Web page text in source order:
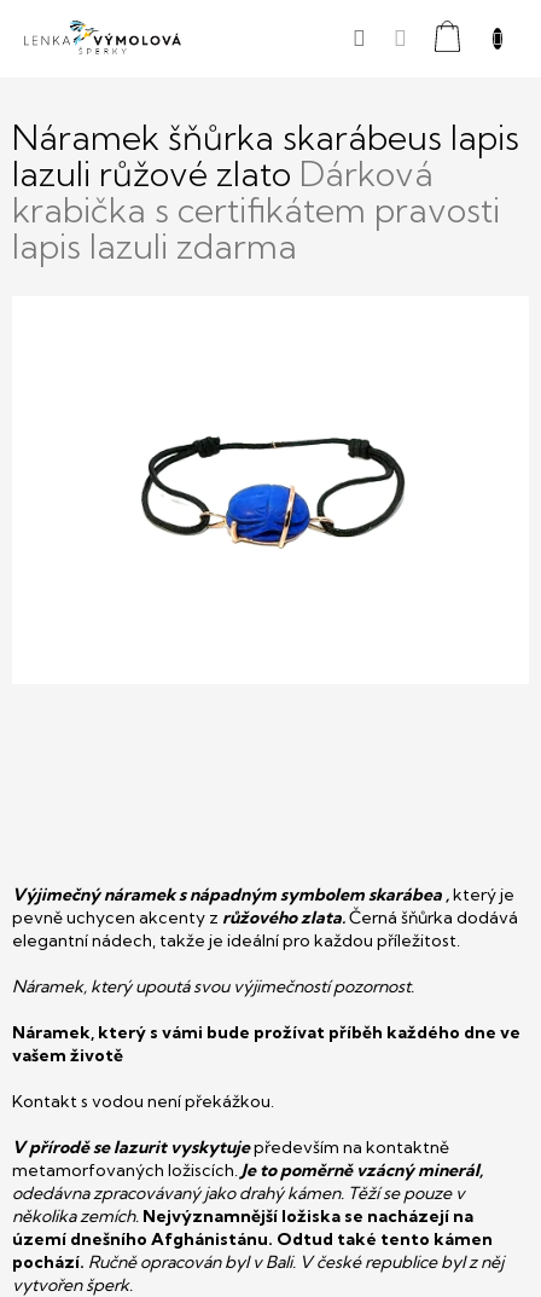
Nákupní
Náramek šňůrka skarábeus lapis
lazuli růžové zlato Dárková
krabička s certifikátem pravosti
lapis lazuli zdarma
Výjimečný náramek s nápadným symbolemskarábea ,který je
pevně uchycen akcenty z růžového zlata.Černá šňůrka dodává
elegantní nádech, takže je ideální pro každou příležitost.
Náramek, který upoutá svou výjimečností pozornost.
Náramek, který s vámi bude prožívat příběh každého dne ve
vašem životě
Kontakt s vodou není překážkou.
V přírodě se lazurit vyskytujepředevším na kontaktně
metamorfovaných ložiscích.Je to poměrně vzácný minerál,
odedávna zpracovávaný jako drahý kámen. Těží se pouze v
několika zemích. Nejvýznamnější ložiska se nacházejí na
území dnešního Afghánistánu. Odtud také tento kámen
pochází. Ručně opracován byl v Bali. V české republice byl z něj
vytvořen šperk.